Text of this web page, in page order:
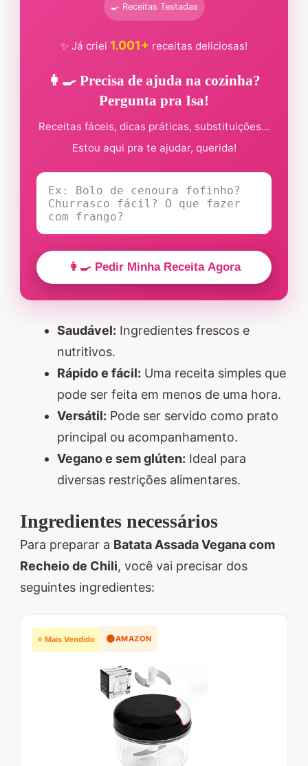
🍳 Receitas Testadas
✨ Já criei 1.001+ receitas deliciosas!
👩‍🍳 Precisa de ajuda na cozinha?
Pergunta pra Isa!
Receitas fáceis, dicas práticas, substituições...
Estou aqui pra te ajudar, querida!
👩‍🍳 Pedir Minha Receita Agora
Saudável: Ingredientes frescos e
nutritivos.
Rápido e fácil: Uma receita simples que
pode ser feita em menos de uma hora.
Versátil: Pode ser servido como prato
principal ou acompanhamento.
Vegano e sem glúten: Ideal para
diversas restrições alimentares.
Ingredientes necessários
Para preparar a Batata Assada Vegana com
Recheio de Chili, você vai precisar dos
seguintes ingredientes:
⭐ Mais Vendido 🟠AMAZON